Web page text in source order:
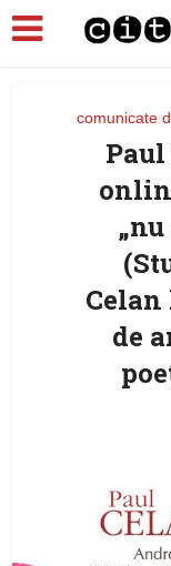
comunicate
Paul
de